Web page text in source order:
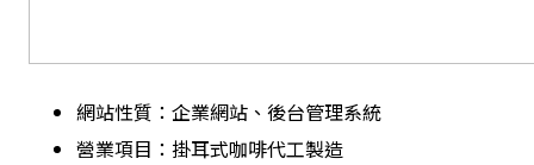
網站性質：企業網站、後台管理系統
營業項目：掛耳式咖啡代工製造